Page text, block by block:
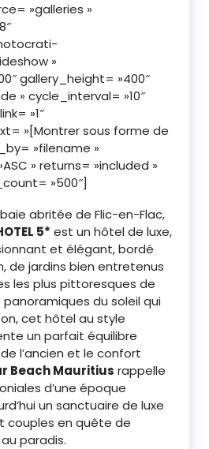
»galleries »
»
gallery_height= »400″
» cycle_interval= »10″
»1″
»[Montrer sous forme de
»filename »
» returns= »included »
»500″]
abritée de Flic-en-Flac,
5* est un hôtel de luxe,
et élégant, bordé
de jardins bien entretenus
les plus pittoresques de
panoramiques du soleil qui
cet hôtel au style
un parfait équilibre
l’ancien et le confort
Beach Mauritius rappelle
d’une époque
un sanctuaire de luxe
couples en quête de
paradis.